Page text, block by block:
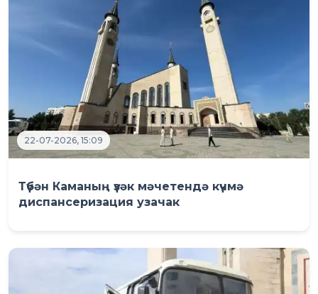
22-07-2026, 15:09
Түбән Каманың үзәк мәчетендә күчмә
диспансеризация узачак